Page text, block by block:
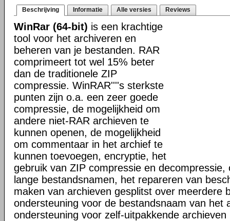
Beschrijving Informatie Alle versies Reviews
WinRar (64-bit) is een krachtige
tool voor het archiveren en
beheren van je bestanden. RAR
comprimeert tot wel 15% beter
dan de traditionele ZIP
compressie. WinRAR''''s sterkste
punten zijn o.a. een zeer goede
compressie, de mogelijkheid om
andere niet-RAR archieven te
kunnen openen, de mogelijkheid
om commentaar in het archief te
kunnen toevoegen, encryptie, het
gebruik van ZIP compressie en decompressie,
lange bestandsnamen, het repareren van
maken van archieven gesplitst over meerdere
ondersteuning voor de bestandsnaam van het
ondersteuning voor zelf-uitpakkende archieven